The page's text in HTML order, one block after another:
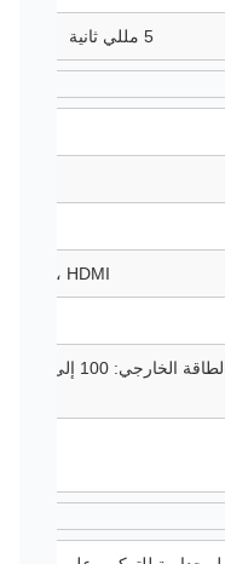
5 مللي ثانية
VGA، HDMI، (USB، AV، BNC، DVI اختياري)